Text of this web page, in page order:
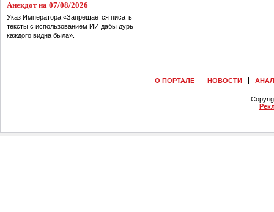
Анекдот на 07/08/2026
Указ Императора:«Запрещается писать
тексты с использованием ИИ дабы дурь
каждого видна была».
О ПОРТАЛЕ НОВОСТИ